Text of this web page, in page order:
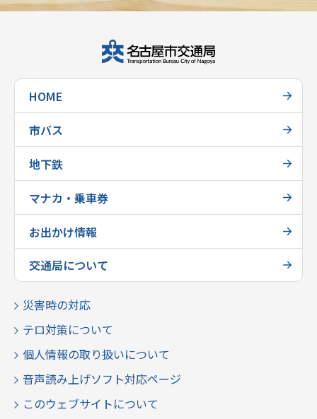
HOME
市バス
地下鉄
マナカ・乗車券
お出かけ情報
交通局について
災害時の対応
テロ対策について
個人情報の取り扱いについて
音声読み上げソフト対応ページ
このウェブサイトについて